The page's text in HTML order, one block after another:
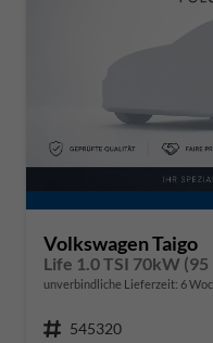
Volkswagen Taigo
Life 1.0 TSI 70kW
unverbindliche Lieferzeit: 6
Fahrzeugnr. 545320